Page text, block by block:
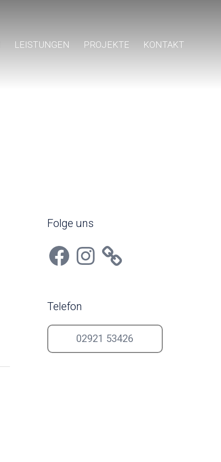
LEISTUNGEN PROJEKTE KONTAKT
Folge uns
FacebookInstagram
Telefon
02921 53426